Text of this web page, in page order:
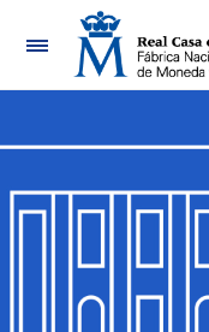
Show/Hide
Show/Hide